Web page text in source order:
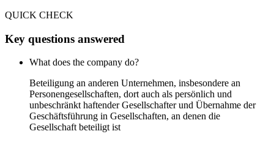
QUICK CHECK
Key questions answered
What does the company do?
Beteiligung an anderen Unternehmen, insbesondere an
Personengesellschaften, dort auch als persönlich und
unbeschränkt haftender Gesellschafter und Übernahme der
Geschäftsführung in Gesellschaften, an denen die
Gesellschaft beteiligt ist